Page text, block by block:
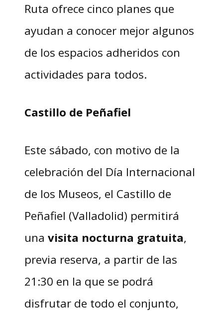
Ruta ofrece cinco planes que
ayudan a conocer mejor algunos
de los espacios adheridos con
actividades para todos.
Castillo de Peñafiel
Este sábado, con motivo de la
celebración del Día Internacional
de los Museos, el Castillo de
Peñafiel (Valladolid) permitirá
una visita nocturna gratuita,
previa reserva, a partir de las
21:30 en la que se podrá
disfrutar de todo el conjunto,